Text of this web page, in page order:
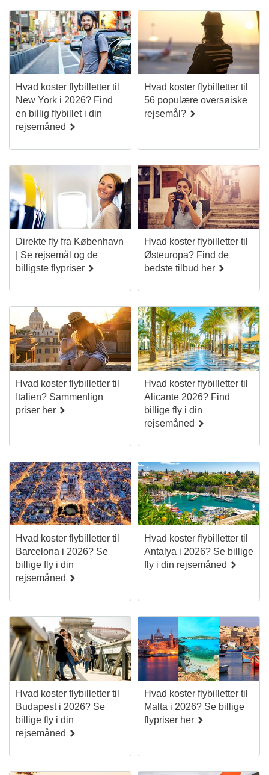
Hvad koster flybilletter til
New York i 2026? Find
en billig flybillet i din
rejsemåned
Hvad koster flybilletter til
56 populære oversøiske
rejsemål?
Direkte fly fra København
| Se rejsemål og de
billigste flypriser
Hvad koster flybilletter til
Østeuropa? Find de
bedste tilbud her
Hvad koster flybilletter til
Italien? Sammenlign
priser her
Hvad koster flybilletter til
Alicante 2026? Find
billige fly i din
rejsemåned
Hvad koster flybilletter til
Barcelona i 2026? Se
billige fly i din
rejsemåned
Hvad koster flybilletter til
Antalya i 2026? Se billige
fly i din rejsemåned
Hvad koster flybilletter til
Budapest i 2026? Se
billige fly i din
rejsemåned
Hvad koster flybilletter til
Malta i 2026? Se billige
flypriser her